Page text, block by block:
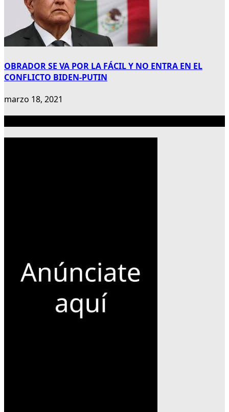
OBRADOR SE VA POR LA FÁCIL Y NO ENTRA EN EL
CONFLICTO BIDEN-PUTIN
marzo 18, 2021